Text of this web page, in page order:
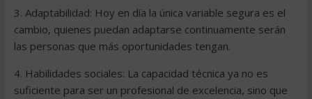
3. Adaptabilidad: Hoy en día la única variable segura es el
cambio, quienes puedan adaptarse continuamente serán
las personas que más oportunidades tengan.
4. Habilidades sociales: La capacidad técnica ya no es
suficiente para ser un profesional de excelencia, sino que